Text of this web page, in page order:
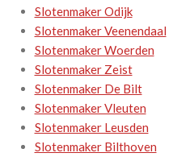
Slotenmaker Odijk
Slotenmaker Veenendaal
Slotenmaker Woerden
Slotenmaker Zeist
Slotenmaker De Bilt
Slotenmaker Vleuten
Slotenmaker Leusden
Slotenmaker Bilthoven